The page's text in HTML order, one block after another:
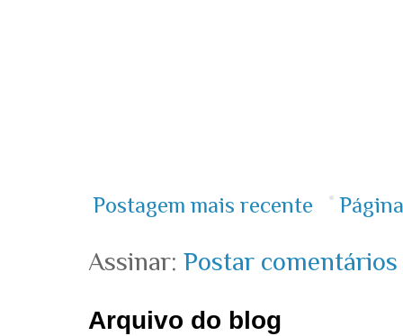
Postagem mais recente
Assinar:Postar
Arquivo do blog